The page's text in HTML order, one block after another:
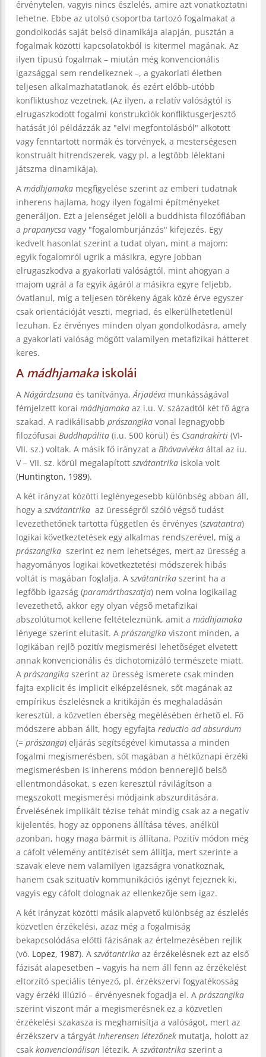
érvénytelen, vagyis nincs észlelés, amire azt vonatkoztatni
lehetne. Ebbe az utolsó csoportba tartozó fogalmakat a
gondolkodás saját belső dinamikája alapján, pusztán a
fogalmak közötti kapcsolatokból is kitermel magának. Az
ilyen típusú fogalmak – miután még konvencionális
igazsággal sem rendelkeznek –, a gyakorlati életben
teljesen alkalmazhatatlanok, és ezért előbb-utóbb
konfliktushoz vezetnek. (Az ilyen, a relatív valóságtól is
elrugaszkodott fogalmi konstrukciók konfliktusgerjesztő
hatását jól példázzák az "elvi megfontolásból" alkotott
vagy fenntartott normák és törvények, a mesterségesen
konstruált hitrendszerek, vagy pl. a legtöbb lélektani
játszma dinamikája).
A mádhjamaka megfigyelése szerint az emberi tudatnak
inherens hajlama, hogy ilyen fogalmi építményeket
generáljon. Ezt a jelenséget jelöli a buddhista filozófiában
a prapanycsa vagy "fogalomburjánzás" kifejezés. Egy
kedvelt hasonlat szerint a tudat olyan, mint a majom:
egyik fogalomról ugrik a másikra, egyre jobban
elrugaszkodva a gyakorlati valóságtól, mint ahogyan a
majom ugrál a fa egyik ágáról a másikra egyre feljebb,
óvatlanul, míg a teljesen törékeny ágak közé érve egyszer
csak orientációját veszti, megriad, és elkerülhetetlenül
lezuhan. Ez érvényes minden olyan gondolkodásra, amely
a gyakorlati valóság mögött valamilyen metafizikai hátteret
keres.
Amádhjamakaiskolái
A Nágárdzsuna és tanítványa,Árjadéva munkásságával
fémjelzett korai mádhjamaka az i.u. V. századtól két fő ágra
szakad. A radikálisabb prászangika vonal legnagyobb
filozófusai Buddhapálita (i.u. 500 körül) és Csandrakírti (VI-
VII. sz.) voltak. A másik fő irányzat a Bhávavivéka által az iu.
V – VII. sz. körül megalapított szvátantrika iskola volt
(Huntington, 1989).
A két irányzat közötti leglényegesebb különbség abban áll,
hogy a szvátantrika az ürességről szóló végső tudást
levezethetőnek tartotta független és érvényes (szvatantra)
logikai következtetések egy alkalmas rendszerével, míg a
prászangika szerint ez nem lehetséges, mert az üresség a
hagyományos logikai következtetési módszerek hibás
voltát is magában foglalja. A szvátantrika szerint ha a
legfõbb igazság (paramárthaszatja) nem volna logikailag
levezethető, akkor egy olyan végsõ metafizikai
abszolútumot kellene feltételeznünk, amit a mádhjamaka
lényege szerint elutasít. A prászangika viszont minden, a
logikában rejlõ pozitív megismerési lehetõséget elvetett
annak konvencionális és dichotomizáló természete miatt.
A prászangika szerint az üresség ismerete csak minden
fajta explicit és implicit elképzelésnek, sőt magának az
empírikus észlelésnek a kritikáján és meghaladásán
keresztül, a közvetlen éberség megélésében érhetõ el. Fő
módszere abban állt, hogy egyfajta reductio ad absurdum
(= prászanga) eljárás segítségével kimutassa a minden
fogalmi megismerésben, sőt magában a hétköznapi érzéki
megismerésben is inherens módon bennerejlő belsõ
ellentmondásokat, s ezen keresztül rávilágítson a
megszokott megismerési módjaink abszurditására.
Érvelésének implikált tézise tehát mindig csak az a negatív
kijelentés, hogy az opponens állítása téves, anélkül
azonban, hogy maga bármit is állítana. Pozitív módon még
a cáfolt vélemény antitézisét sem állítja, mert szerinte a
szavak eleve nem valamilyen igazságra vonatkoznak,
hanem csak szituatív kommunikációs igényt fejeznek ki,
vagyis egy cáfolt dolognak az ellenkezõje sem igaz.
A két irányzat közötti másik alapvető különbség az észlelés
közvetlen érzékelési, azaz még a fogalmiság
bekapcsolódása előtti fázisának az értelmezésében rejlik
(vö. Lopez, 1987). A szvátantrika az érzékelésnek ezt az első
fázisát alapesetben – vagyis ha nem áll fenn az érzékelést
eltorzító speciális tényező, pl. érzékszervi fogyatékosság
vagy érzéki illúzió – érvényesnek fogadja el. A prászangika
szerint viszont már a megismerésnek ez a közvetlen
érzékelési szakasza is meghamisítja a valóságot, mert az
érzékszerv a tárgyát inherensen létezőnek mutatja, holott az
csak konvencionálisan létezik. A szvátantrika szerint a